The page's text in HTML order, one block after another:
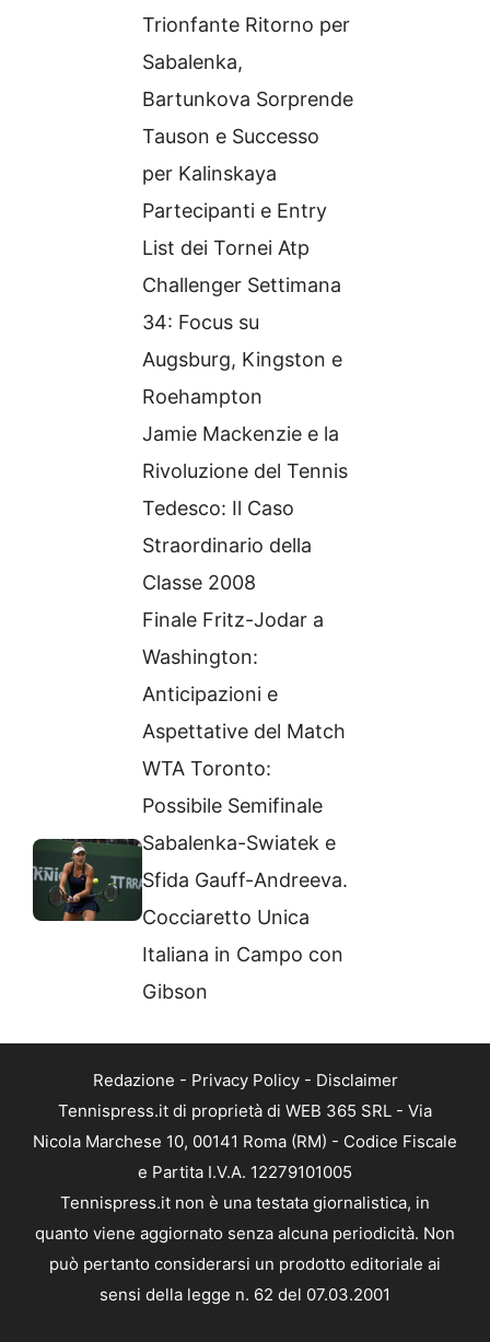
Trionfante Ritorno per
Sabalenka,
Bartunkova Sorprende
Tauson e Successo
per Kalinskaya
Partecipanti e Entry
List dei Tornei Atp
Challenger Settimana
34: Focus su
Augsburg, Kingston e
Roehampton
Jamie Mackenzie e la
Rivoluzione del Tennis
Tedesco: Il Caso
Straordinario della
Classe 2008
Finale Fritz-Jodar a
Washington:
Anticipazioni e
Aspettative del Match
WTA Toronto:
Possibile Semifinale
Sabalenka-Swiatek e
Sfida Gauff-Andreeva.
Cocciaretto Unica
Italiana in Campo con
Gibson
Redazione - Privacy Policy- Disclaimer
Tennispress.it di proprietà di WEB 365 SRL - Via
Nicola Marchese 10, 00141 Roma (RM) - Codice Fiscale
e Partita I.V.A. 12279101005
Tennispress.it non è una testata giornalistica, in
quanto viene aggiornato senza alcuna periodicità. Non
può pertanto considerarsi un prodotto editoriale ai
sensi della legge n. 62 del 07.03.2001